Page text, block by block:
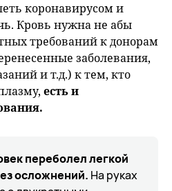
коронавирусом и
Кровь нужна не абы
требований к донорам
заболевания,
и т.д.) к тем, кто
есть и
переболел легкой
осложнений. На руках